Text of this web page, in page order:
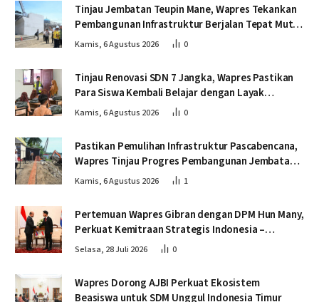
Tinjau Jembatan Teupin Mane, Wapres Tekankan
Pembangunan Infrastruktur Berjalan Tepat Mutu
dan Tepat Waktu
Kamis, 6 Agustus 2026 0
Tinjau Renovasi SDN 7 Jangka, Wapres Pastikan
Para Siswa Kembali Belajar dengan Layak
Pascabencana
Kamis, 6 Agustus 2026 0
Pastikan Pemulihan Infrastruktur Pascabencana,
Wapres Tinjau Progres Pembangunan Jembatan
Krueng Tingkeum Bireuen
Kamis, 6 Agustus 2026 1
Pertemuan Wapres Gibran dengan DPM Hun Many,
Perkuat Kemitraan Strategis Indonesia –
Kamboja
Selasa, 28 Juli 2026 0
Wapres Dorong AJBI Perkuat Ekosistem
Beasiswa untuk SDM Unggul Indonesia Timur